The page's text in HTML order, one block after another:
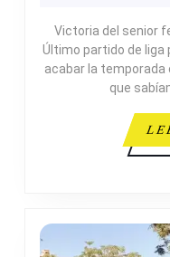
Victoria del senior
Último partido de liga
acabar la temporada
que